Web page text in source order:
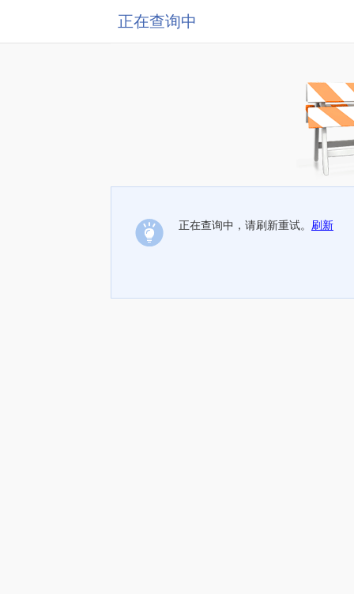
正在查询中
正在查询中，请刷新重试。 刷新